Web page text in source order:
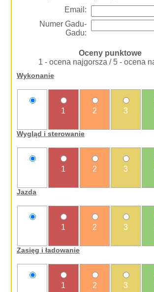
Email:
Numer Gadu-
Gadu:
Oceny punktowe
1 - ocena najgorsza / 5 - ocena
Wykonanie
1 2 3
Wygląd i sterowanie
1 2 3
Jazda
1 2 3
Zasięg i ładowanie
1 2 3